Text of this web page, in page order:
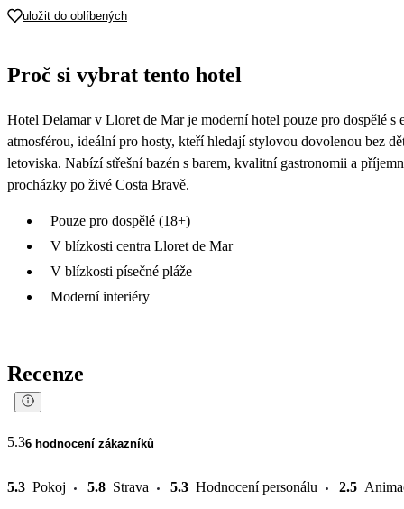
26
uložit do oblíbených
Proč si vybrat tento hotel
Hotel Delamar v Lloret de Mar je moderní hotel pouze pro dospělé s
atmosférou, ideální pro hosty, kteří hledají stylovou dovolenou bez
letoviska. Nabízí střešní bazén s barem, kvalitní gastronomii a
procházky po živé Costa Bravě.
Pouze pro dospělé (18+)
V blízkosti centra Lloret de Mar
V blízkosti písečné pláže
Moderní interiéry
Recenze
5.36 hodnocení zákazníků
5.3 Pokoj 5.8 Strava 5.3 Hodnocení personálu 2.5